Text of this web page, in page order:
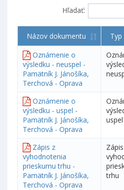
Hľadať:
Názov dokumentu Typ
Oznámenie o
výsledku - neuspel -
Pamätník J. Jánošíka,
Terchová - Oprava
Oznámenie o
výsledku - uspel -
Pamätník J. Jánošíka,
Terchová - Oprava
uspel
Zápis z
vyhodnotenia
prieskumu trhu -
Pamätník J. Jánošíka,
Terchová - Oprava
trhu